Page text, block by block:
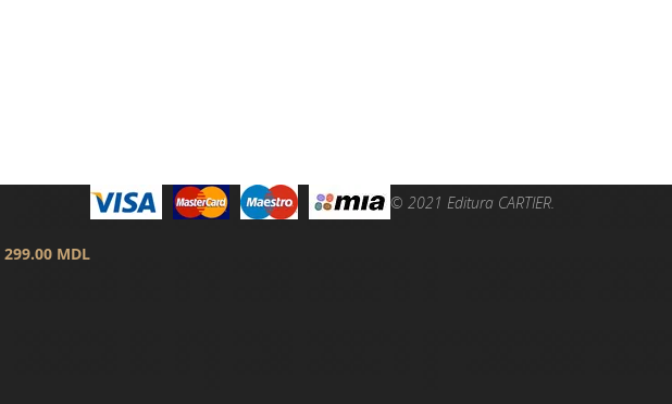
299.00 MDL
© 2021 Editura CARTIER.